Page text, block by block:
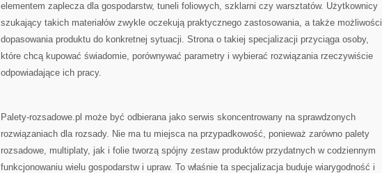
elementem zaplecza dla gospodarstw, tuneli foliowych, szklarni czy warsztatów. Użytkownicy
szukający takich materiałów zwykle oczekują praktycznego zastosowania, a także możliwości
dopasowania produktu do konkretnej sytuacji. Strona o takiej specjalizacji przyciąga osoby,
które chcą kupować świadomie, porównywać parametry i wybierać rozwiązania rzeczywiście
odpowiadające ich pracy.
Palety-rozsadowe.pl może być odbierana jako serwis skoncentrowany na sprawdzonych
rozwiązaniach dla rozsady. Nie ma tu miejsca na przypadkowość, ponieważ zarówno palety
rozsadowe, multiplaty, jak i folie tworzą spójny zestaw produktów przydatnych w codziennym
funkcjonowaniu wielu gospodarstw i upraw. To właśnie ta specjalizacja buduje wiarygodność i